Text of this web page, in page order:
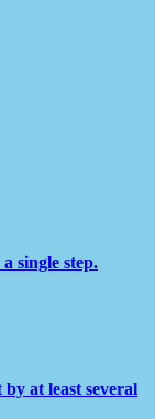
single step.
at least several